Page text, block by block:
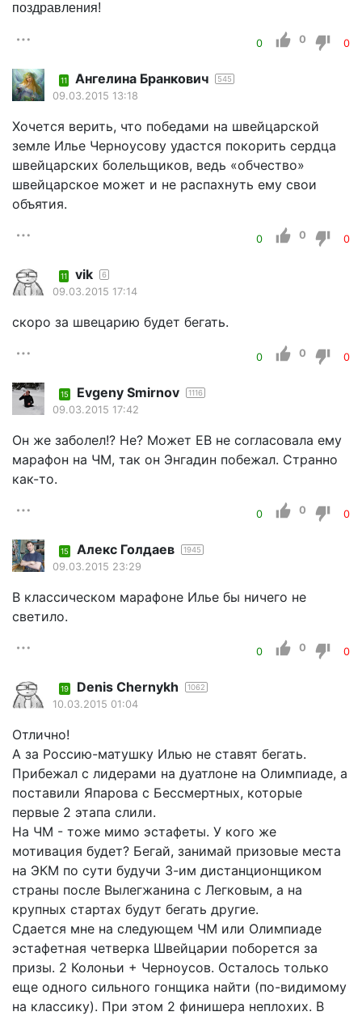
поздравления!
0 0 0
11 Ангелина Бранкович 545
09.03.2015 13:18
Хочется верить, что победами на швейцарской
земле Илье Черноусову удастся покорить сердца
швейцарских болельщиков, ведь «обчество»
швейцарское может и не распахнуть ему свои
объятия.
0 0 0
11 vik 6
09.03.2015 17:14
скоро за швецарию будет бегать.
0 0 0
15 Evgeny Smirnov 1116
09.03.2015 17:42
Он же заболел!? Не? Может ЕВ не согласовала ему
марафон на ЧМ, так он Энгадин побежал. Странно
как-то.
0 0 0
15 Алекс Голдаев 1945
09.03.2015 23:29
В классическом марафоне Илье бы ничего не
светило.
0 0 0
19 Denis Chernykh 1062
10.03.2015 01:04
Отлично!
А за Россию-матушку Илью не ставят бегать.
Прибежал с лидерами на дуатлоне на Олимпиаде, а
поставили Япарова с Бессмертных, которые
первые 2 этапа слили.
На ЧМ - тоже мимо эстафеты. У кого же
мотивация будет? Бегай, занимай призовые места
на ЭКМ по сути будучи 3-им дистанционщиком
страны после Вылегжанина с Легковым, а на
крупных стартах будут бегать другие.
Сдается мне на следующем ЧМ или Олимпиаде
эстафетная четверка Швейцарии поборется за
призы. 2 Колоньи + Черноусов. Осталось только
еще одного сильного гонщика найти (по-видимому
на классику). При этом 2 финишера неплохих. В